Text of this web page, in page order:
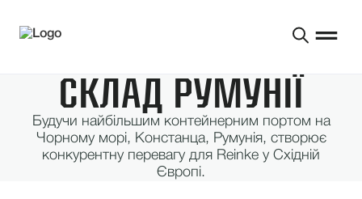
СКЛАД РУМУНІЇ
Будучи найбільшим контейнерним портом на
Чорному морі, Констанца, Румунія, створює
конкурентну перевагу для Reinke у Східній
Європі.